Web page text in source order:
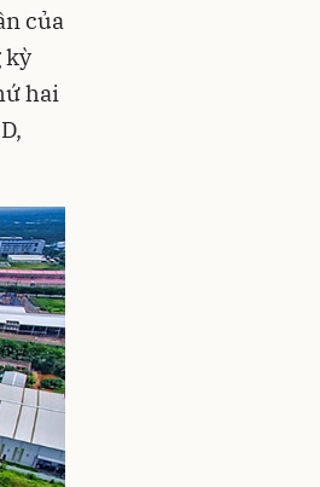
của
kỳ
hai